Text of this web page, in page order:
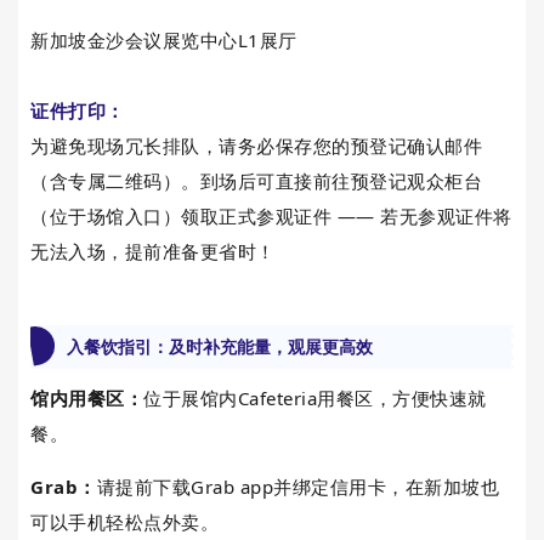
新加坡金沙会议展览中心L1展厅
证件打印：
为避免现场冗长排队，请务必保存您的预登记确认邮件
（含专属二维码）。到场后可直接前往预登记观众柜台
（位于场馆入口）领取正式参观证件 —— 若无参观证件将
无法入场，提前准备更省时！
入餐饮指引：及时补充能量，观展更高效
馆内用餐区：位于展馆内Cafeteria用餐区，方便快速就
餐。
Grab ： 请提前下载Grab app并绑定信用卡，在新加坡也
可以手机轻松点外卖。